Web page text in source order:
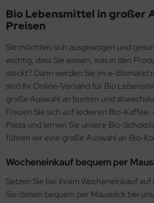
Bio Lebensmittel in großer
Preisen
Sie möchten sich ausgewogen und
wichtig, dass Sie wissen, was in den
steckt? Dann werden Sie im e-Biomarkt
sind Ihr Online-Versand für Bio
große Auswahl an bunten und
Freuen Sie sich auf leckeren Bio-
Pasta und lernen Sie unsere Bio-
führen wir eine große Auswahl an Bio-
Wocheneinkauf bequem per
Setzen Sie bei Ihrem Wocheneinkauf
Sie diesen bequem per Mausklick bei